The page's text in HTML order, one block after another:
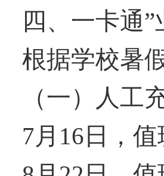
四、一卡通”
根据学校暑
（一）人工
7月 16 日，